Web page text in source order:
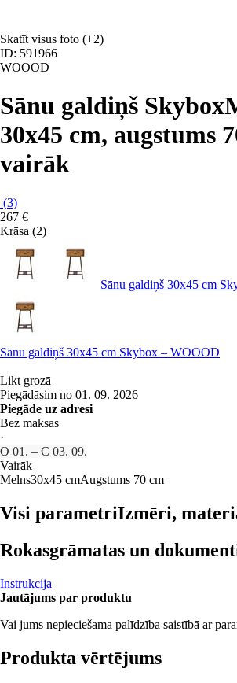
Skatīt visus foto (+2)
ID: 591966
WOOOD
Sānu galdiņš Skybox
30x45 cm, augstums
vairāk
(3)
267 €
Krāsa (2)
Sānu galdiņš 30x45 cm
Sānu galdiņš 30x45 cm Skybox – WOOOD
Likt grozā
Piegādāsim no 01. 09. 2026
Piegāde uz adresi
Bez maksas
·
O 01. – C 03. 09.
Vairāk
Melns30x45 cmAugstums 70 cm
Visi parametriIzmēri,
Rokasgrāmatas un
Instrukcija
Jautājums par produktu
Vai jums nepieciešama palīdzība saistībā ar
Produkta vērtējums